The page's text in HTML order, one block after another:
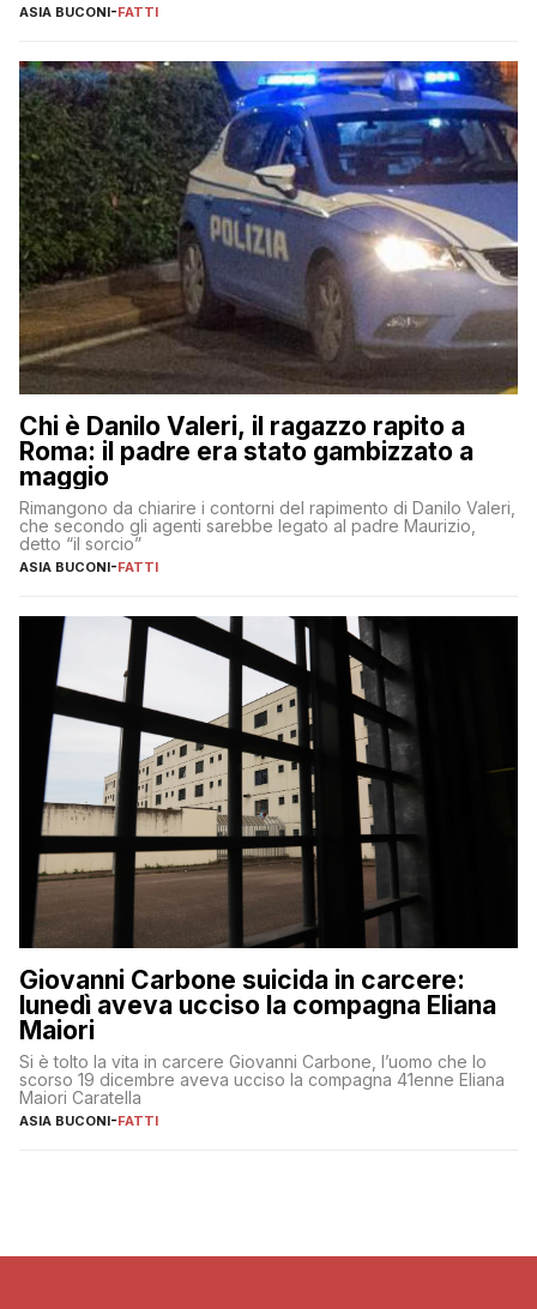
ASIA BUCONI-FATTI
Chi è Danilo Valeri, il ragazzo rapito a
Roma: il padre era stato gambizzato a
maggio
Rimangono da chiarire i contorni del rapimento di Danilo Valeri,
che secondo gli agenti sarebbe legato al padre Maurizio,
detto “il sorcio”
ASIA BUCONI-FATTI
Giovanni Carbone suicida in carcere:
lunedì aveva ucciso la compagna Eliana
Maiori
Si è tolto la vita in carcere Giovanni Carbone, l’uomo che lo
scorso 19 dicembre aveva ucciso la compagna 41enne Eliana
Maiori Caratella
ASIA BUCONI-FATTI